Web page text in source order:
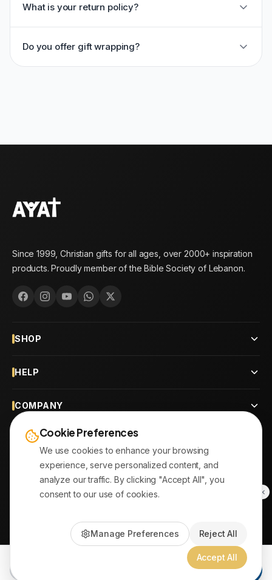
What is your return policy?
Do you offer gift wrapping?
Add to Cart
Since 1999, Christian gifts for all ages, over 2000+ inspiration
products. Proudly member of the Bible Society of Lebanon.
SHOP
HELP
COMPANY
CONTACT
OUR BRANCHES
© 2026AYATonline.com
PayPal • Stripe| DHL Express • Aramex
Cookie Preferences
We use cookies to enhance your browsing
experience, serve personalized content, and
analyze our traffic. By clicking "Accept All", you
consent to our use of cookies.
Manage Preferences Reject All
Accept All